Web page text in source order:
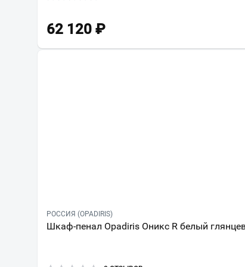
62 120 ₽
РОССИЯ (OPADIRIS)
Шкаф-пенал Opadiris Оникс R белый